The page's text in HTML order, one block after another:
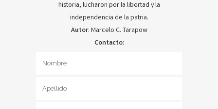
historia, lucharon por la libertad y la
independencia de la patria.
Autor: Marcelo C. Tarapow
Contacto: